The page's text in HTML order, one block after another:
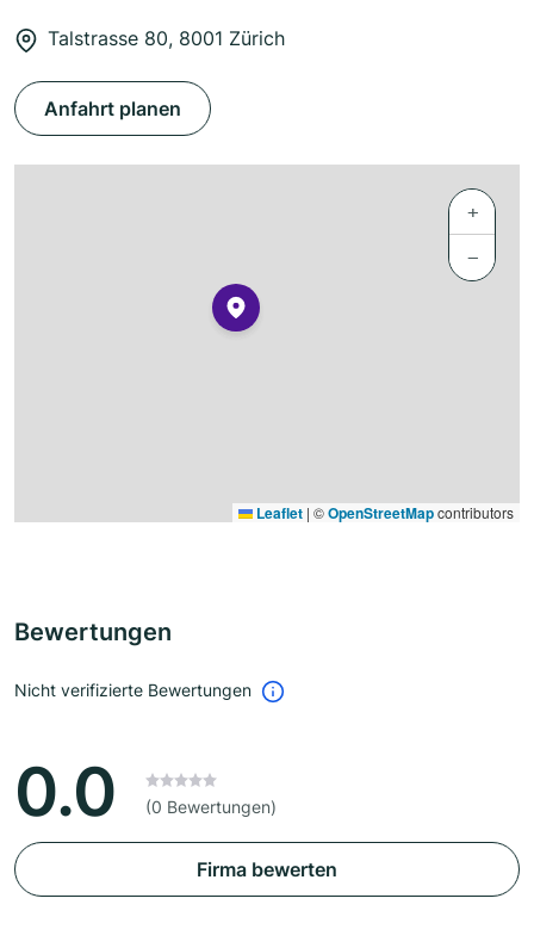
Talstrasse 80, 8001 Zürich
Anfahrt planen
+
−
Leaflet | ©OpenStreetMapcontributors
Bewertungen
Nicht verifizierte Bewertungen
0.0 (0 Bewertungen)
Firma bewerten